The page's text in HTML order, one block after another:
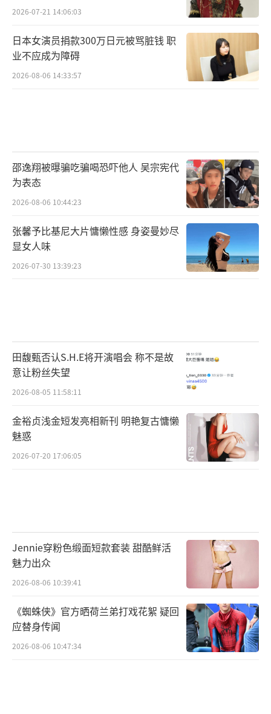
2026-07-21 14:06:03
日本女演员捐款300万日元被骂脏钱 职
业不应成为障碍
2026-08-06 14:33:57
邵逸翔被曝骗吃骗喝恐吓他人 吴宗宪代
为表态
2026-08-06 10:44:23
张馨予比基尼大片慵懒性感 身姿曼妙尽
显女人味
2026-07-30 13:39:23
田馥甄否认S.H.E将开演唱会 称不是故
意让粉丝失望
2026-08-05 11:58:11
金裕贞浅金短发亮相新刊 明艳复古慵懒
魅惑
2026-07-20 17:06:05
Jennie穿粉色缎面短款套装 甜酷鲜活
魅力出众
2026-08-06 10:39:41
《蜘蛛侠》官方晒荷兰弟打戏花絮 疑回
应替身传闻
2026-08-06 10:47:34